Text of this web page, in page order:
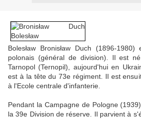
Bolesław Bronisław Duch (1896-
polonais (général de division). Il est
Tarnopol (Ternopil), aujourd'hui en
est à la tête du 73e régiment. Il est
à l'Ecole centrale d'infanterie.
Pendant la Campagne de Pologne
la 39e Division de réserve. Il parvient à